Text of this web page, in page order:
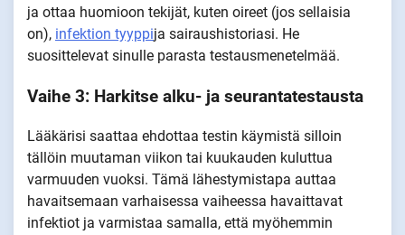
ja ottaa huomioon tekijät, kuten oireet (jos sellaisia
on), infektion tyyppija sairaushistoriasi. He
suosittelevat sinulle parasta testausmenetelmää.
Vaihe 3: Harkitse alku- ja seurantatestausta
Lääkärisi saattaa ehdottaa testin käymistä silloin
tällöin muutaman viikon tai kuukauden kuluttua
varmuuden vuoksi. Tämä lähestymistapa auttaa
havaitsemaan varhaisessa vaiheessa havaittavat
infektiot ja varmistaa samalla, että myöhemmin